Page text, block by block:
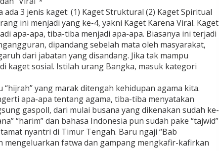
ada 3 jenis kaget: (1) Kaget Struktural (2) Kaget Spiritual
ini menjadi yang ke-4, yakni Kaget Karena Viral. Kaget
apa-apa, tiba-tiba menjadi apa-apa. Biasanya ini terjadi
dipandang sebelah mata oleh masyarakat,
dari jabatan yang disandang. Jika tak mampu
kaget sosial. Istilah urang Bangka, masuk kategori
yang marak ditengah kehidupan agama kita.
apa-apa tentang agama, tiba-tiba menyatakan
gaspoll, dari mulai busana yang dikenakan sudah ke-
“harim” dan bahasa Indonesia pun sudah pake “tajwid”
nyantri di Timur Tengah. Baru ngaji “Bab
mengeluarkan fatwa dan gampang mengkafir-kafirkan